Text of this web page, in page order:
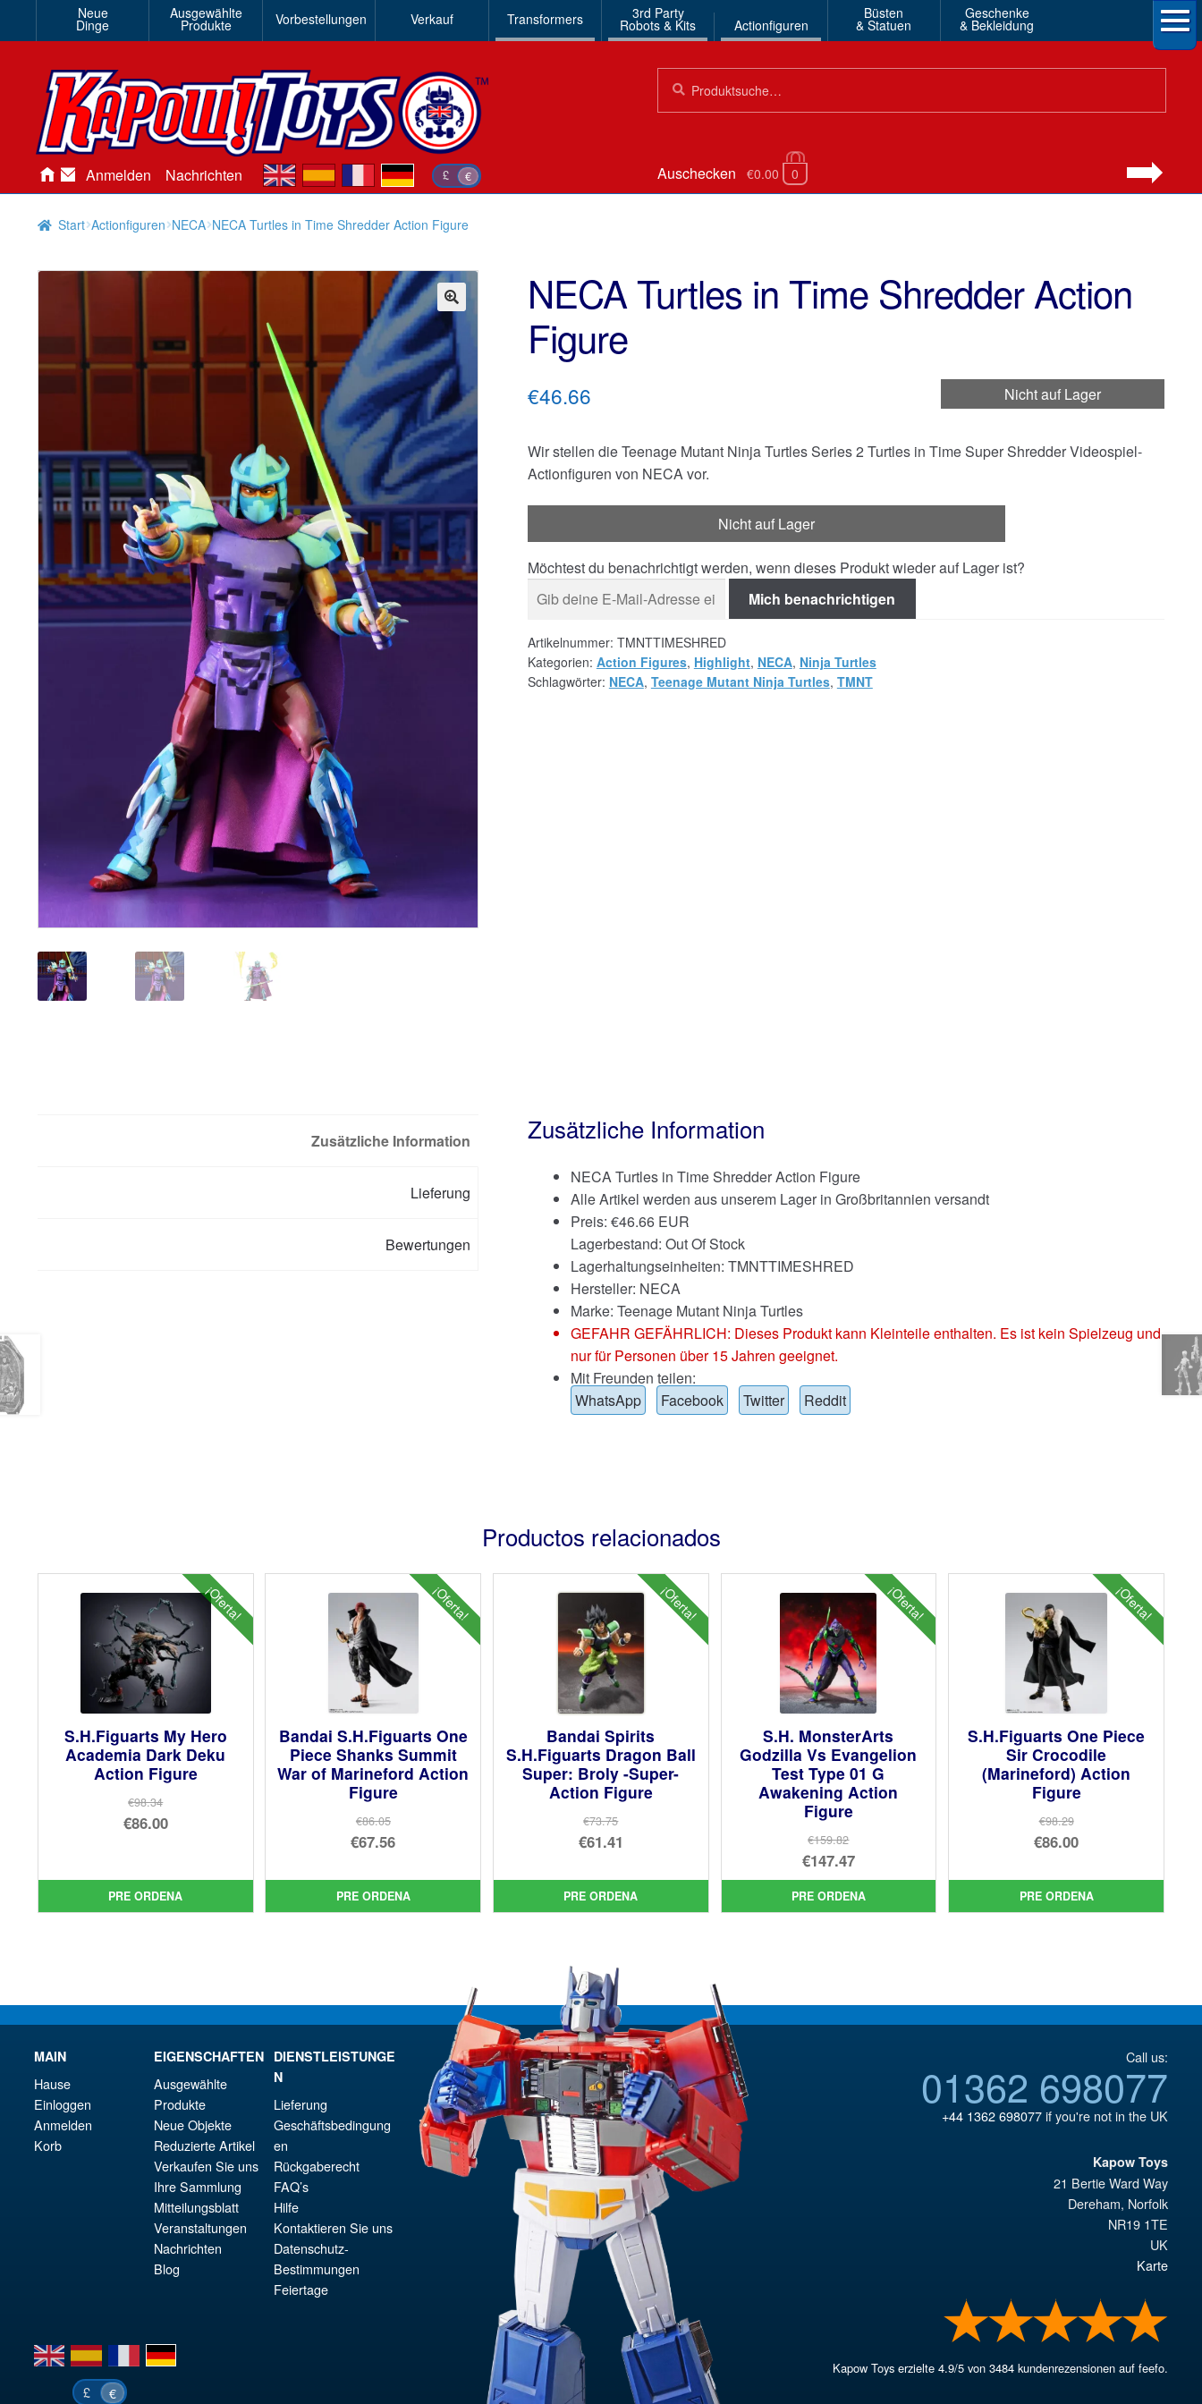
Neue
Dinge
Ausgewählte
Produkte Vorbestellungen Verkauf Transformers 3rd Party
Robots & Kits Actionfiguren
Büsten
& Statuen
Geschenke
& Bekleidung
nach:
Anmelden Nachrichten £ €
en es de Auschecken €0.00 0
Start Actionfiguren NECA NECA Turtles in Time Shredder Action Figure
🔍
NECA Turtles in Time Shredder Action
Figure
Nicht auf Lager
€46.66
Wir stellen die Teenage Mutant Ninja Turtles Series 2 Turtles in Time Super Shredder Videospiel-
Actionfiguren von NECA vor.
Nicht auf Lager
Möchtest du benachrichtigt werden, wenn dieses Produkt wieder auf Lager ist?
Mich benachrichtigen
Artikelnummer: TMNTTIMESHRED
Kategorien: Action Figures, Highlight, NECA, Ninja Turtles
Schlagwörter: NECA, Teenage Mutant Ninja Turtles, TMNT
Zusätzliche Information
Lieferung
Bewertungen
Zusätzliche Information
NECA Turtles in Time Shredder Action Figure
Alle Artikel werden aus unserem Lager in Großbritannien versandt
Preis: €46.66 EUR
Lagerbestand: Out Of Stock
Lagerhaltungseinheiten: TMNTTIMESHRED
Hersteller: NECA
Marke: Teenage Mutant Ninja Turtles
GEFAHR GEFÄHRLICH: Dieses Produkt kann Kleinteile enthalten. Es ist kein Spielzeug und
nur für Personen über 15 Jahren geeignet.
Mit Freunden teilen:
WhatsApp
Facebook Twitter Reddit
Productos relacionados
¡Oferta!
S.H.Figuarts My Hero
Academia Dark Deku
Action Figure
€98.34
El
era:
€98.34.
€86.00
actual
es:
PRE ORDENA
¡Oferta!
Bandai S.H.Figuarts One
Piece Shanks Summit
War of Marineford Action
Figure
€86.05
El
original
era:
€67.56
precio
actual
PRE ORDENA
¡Oferta!
Bandai Spirits
S.H.Figuarts Dragon Ball
Super: Broly -Super-
Action Figure
€73.75
El
original
era:
€61.41
precio
actual
PRE ORDENA
¡Oferta!
S.H. MonsterArts
Godzilla Vs Evangelion
Test Type 01 G
Awakening Action
Figure
€159.82
El
precio
original
€147.47
El
precio
PRE ORDENA
¡Oferta!
S.H.Figuarts One Piece
Sir Crocodile
(Marineford) Action
Figure
€98.29
El
original
era:
€86.00
precio
actual
PRE ORDENA
MAIN
Hause
Einloggen
Anmelden
Korb
EIGENSCHAFTEN
Ausgewählte
Produkte
Neue Objekte
Reduzierte Artikel
Verkaufen Sie uns
Ihre Sammlung
Mitteilungsblatt
Veranstaltungen
Nachrichten
Blog
DIENSTLEISTUNGE
N
Lieferung
Geschäftsbedingung
en
Rückgaberecht
FAQ’s
Hilfe
Kontaktieren Sie uns
Datenschutz-
Bestimmungen
Feiertage
en es fr de
£ €
Call us:
01362 698077
+44 1362 698077if you're not in the UK
Kapow Toys
21 Bertie Ward Way
Dereham, Norfolk
NR19 1TE
UK
Karte
Kapow Toys erzielte4.9/5 von3484 kundenrezensionen auf feefo.